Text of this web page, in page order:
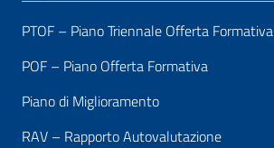
PTOF – Piano Triennale Offerta Formativa
POF – Piano Offerta Formativa
Piano di Miglioramento
RAV – Rapporto Autovalutazione